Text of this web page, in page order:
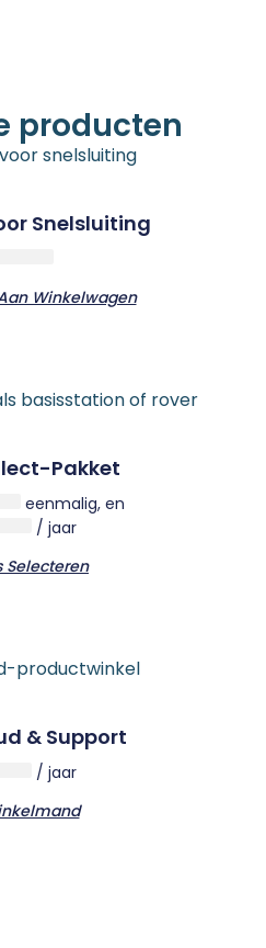
producten
Snelsluiting
Winkelwagen
Pakket
eenmalig, en
/ jaar
Selecteren
& Support
/ jaar